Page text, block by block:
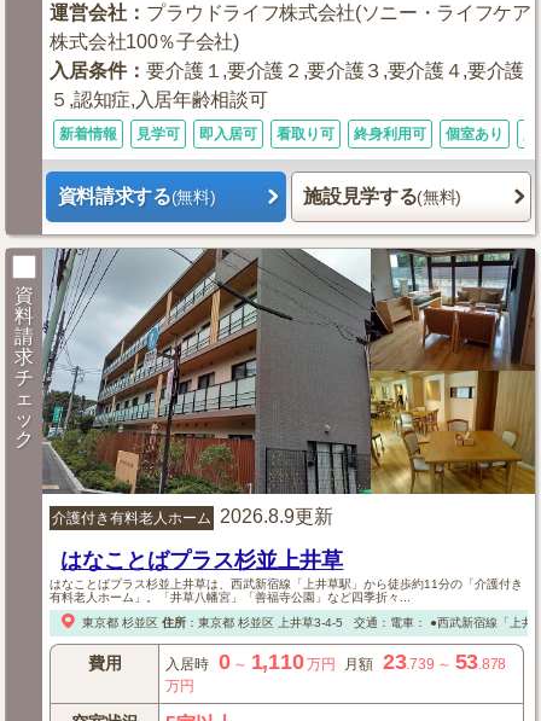
運営会社 ： プラウドライフ株式会社(ソニー・ライフケア
株式会社100％子会社)
入居条件：要介護１,要介護２,要介護３,要介護４,要介護
５,認知症,入居年齢相談可
新着情報 見学可 即入居可 看取り可 終身利用可 個室あり
資料請求する(無料) 施設見学する(無料)
資
料
請
求
チ
ェ
ッ
ク
介護付き有料老人ホーム 2026.8.9更新
はなことばプラス杉並上井草
はなことばプラス杉並上井草は、西武新宿線「上井草駅」から徒歩約11分の「介護付き
有料老人ホーム」。「井草八幡宮」「善福寺公園」など四季折々...
東京都 杉並区 住所： 東京都 杉並区上井草3-4-5 交通：電車： ●西武新宿線「上井
費用 入居時 0～ 1,110万円 月額 23.739 ～ 53.878
万円